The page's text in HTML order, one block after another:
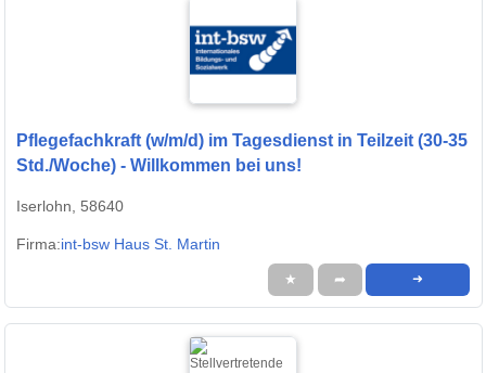
Pflegefachkraft (w/m/d) im Tagesdienst in Teilzeit (30-35
Std./Woche) - Willkommen bei uns!
Iserlohn, 58640
Firma:int-bsw Haus St. Martin
★ ➦ ➜